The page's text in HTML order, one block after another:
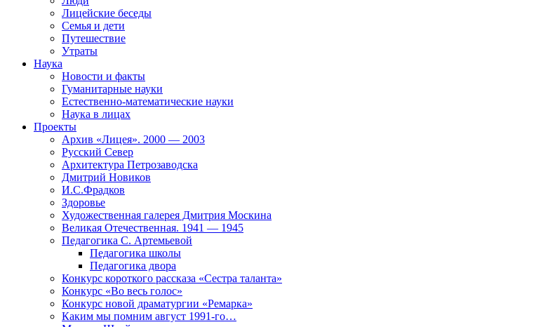
Лицейские беседы
Семья и дети
Путешествие
Утраты
Наука
Новости и факты
Гуманитарные науки
Естественно-математические науки
Наука в лицах
Проекты
Архив «Лицея». 2000 — 2003
Русский Север
Архитектура Петрозаводска
Дмитрий Новиков
И.С.Фрадков
Здоровье
Художественная галерея Дмитрия Москина
Великая Отечественная. 1941 — 1945
Педагогика С. Артемьевой
Педагогика школы
Педагогика двора
Конкурс короткого рассказа «Сестра таланта»
Конкурс «Во весь голос»
Конкурс новой драматургии «Ремарка»
Каким мы помним август 1991-го…